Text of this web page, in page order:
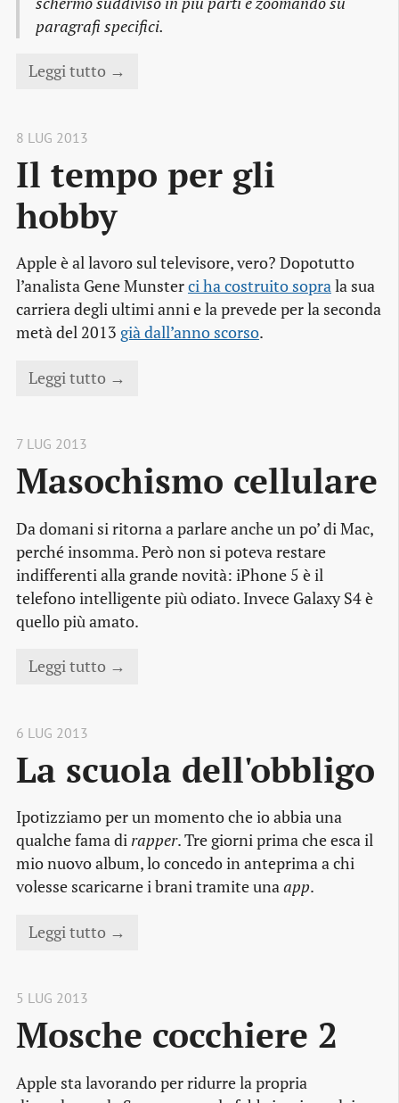
paragrafi specifici.
Leggi tutto →
8 LUG 2013
Il tempo per gli
hobby
Apple è al lavoro sul televisore, vero? Dopotutto
l’analista Gene Munsterci ha costruito soprala sua
carriera degli ultimi anni e la prevede per la seconda
metà del 2013 già dall’anno scorso.
Leggi tutto →
7 LUG 2013
Masochismo cellulare
Da domani si ritorna a parlare anche un po’ di Mac,
perché insomma. Però non si poteva restare
indifferenti alla grande novità: iPhone 5 è il
telefono intelligente più odiato. Invece Galaxy S4 è
quello più amato.
Leggi tutto →
6 LUG 2013
La scuola dell'obbligo
Ipotizziamo per un momento che io abbia una
qualche fama dirapper. Tre giorni prima che esca il
mio nuovo album, lo concedo in anteprima a chi
volesse scaricarne i brani tramite unaapp.
Leggi tutto →
5 LUG 2013
Mosche cocchiere 2
Apple sta lavorando per ridurre la propria